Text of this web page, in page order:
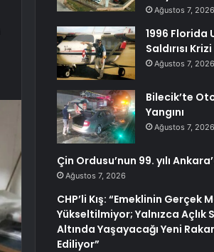
Ağustos 7, 2026
1996 Florida
Saldırısı Krizi
Ağustos 7, 2026
Bilecik’te
Yangını
Ağustos 7, 2026
Çin Ordusu’nun 99. yılı
Ağustos 7, 2026
CHP’li Kış: “Emeklinin Gerçek
Yükseltilmiyor; Yalnızca Açlık
Altında Yaşayacağı Yeni
Ediliyor”